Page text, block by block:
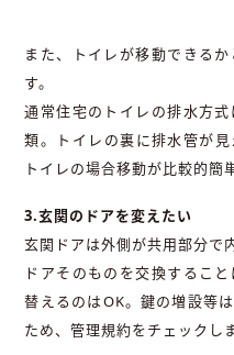
また、トイレが移動できる
す。
通常住宅のトイレの排水方
類。トイレの裏に排水管が
トイレの場合移動が比較的簡
3.玄関のドアを変えたい
玄関ドアは外側が共用部分で
ドアそのものを交換するこ
替えるのはOK。鍵の増設等
ため、管理規約をチェックし